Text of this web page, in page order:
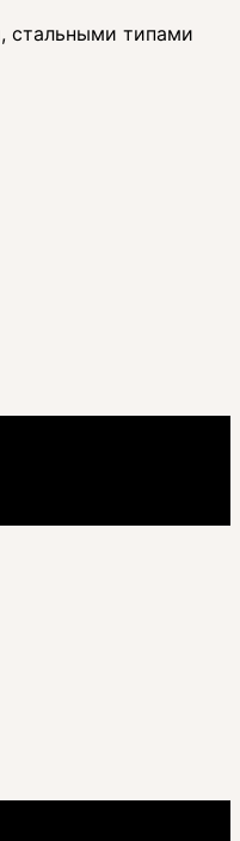
стальными типами